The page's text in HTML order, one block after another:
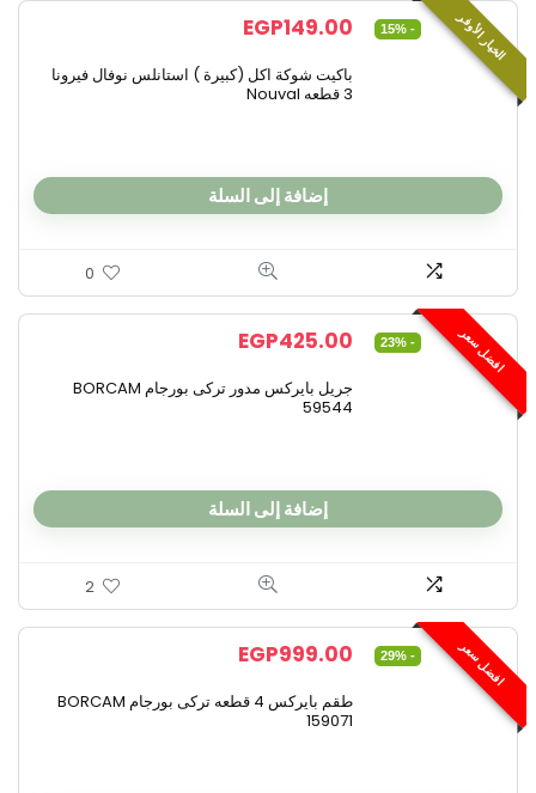
الخيار الأوفر - 15%
EGP149.00
باكيت شوكة اكل (كبيرة ) استانلس نوفال فيرونا
3 قطعه Nouval
إضافة إلى السلة
0
افضل سعر - 23%
EGP425.00
جريل بايركس مدور تركى بورجام BORCAM
59544
إضافة إلى السلة
2
افضل سعر - 29%
EGP999.00
طقم بايركس 4 قطعه تركى بورجام BORCAM
159071